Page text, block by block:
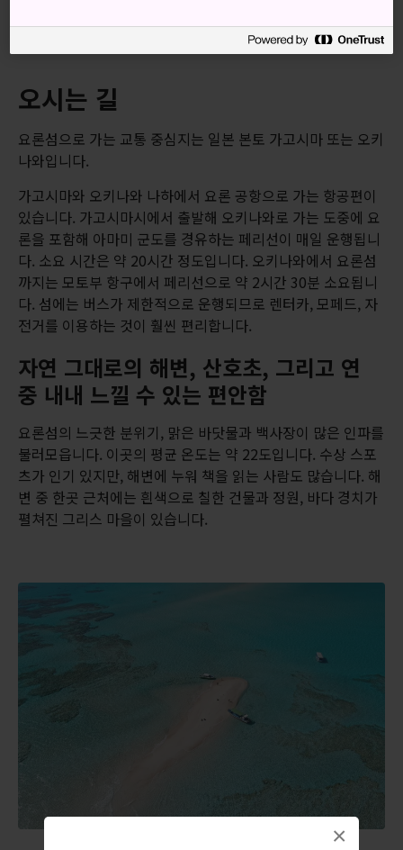
×
오시는 길
요론섬으로 가는 교통 중심지는 일본 본토 가고시마 또는 오키
나와입니다.
가고시마와 오키나와 나하에서 요론 공항으로 가는 항공편이
있습니다. 가고시마시에서 출발해 오키나와로 가는 도중에 요
론을 포함해 아마미 군도를 경유하는 페리선이 매일 운행됩니
다. 소요 시간은 약 20시간 정도입니다. 오키나와에서 요론섬
까지는 모토부 항구에서 페리선으로 약 2시간 30분 소요됩니
다. 섬에는 버스가 제한적으로 운행되므로 렌터카, 모페드, 자
전거를 이용하는 것이 훨씬 편리합니다.
자연 그대로의 해변, 산호초, 그리고 연
중 내내 느낄 수 있는 편안함
요론섬의 느긋한 분위기, 맑은 바닷물과 백사장이 많은 인파를
불러모읍니다. 이곳의 평균 온도는 약 22도입니다. 수상 스포
츠가 인기 있지만, 해변에 누워 책을 읽는 사람도 많습니다. 해
변 중 한곳 근처에는 흰색으로 칠한 건물과 정원, 바다 경치가
펼쳐진 그리스 마을이 있습니다.